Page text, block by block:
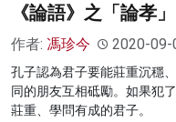
《論語》之「論孝
作者: 馮珍今 2020-09-
孔子認為君子要能莊重沉穩
同的朋友互相砥勵。如果犯
莊重、學問有成的君子。